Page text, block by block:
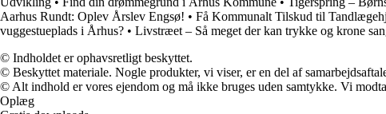
Aarhus Rundt: Oplev Årslev Engsø! • Få Kommunalt Tilskud til
vuggestueplads i Århus? • Livstræet – Så meget der kan trykke og krone
© Indholdet er ophavsretligt beskyttet.
© Beskyttet materiale. Nogle produkter, vi viser, er en del af
© Alt indhold er vores ejendom og må ikke bruges uden samtykke. Vi
Oplæg